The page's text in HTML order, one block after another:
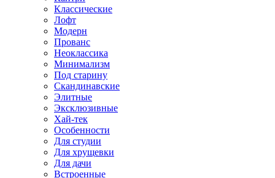
Классические
Лофт
Модерн
Прованс
Неоклассика
Минимализм
Под старину
Скандинавские
Элитные
Эксклюзивные
Хай-тек
Особенности
Для студии
Для хрущевки
Для дачи
Встроенные